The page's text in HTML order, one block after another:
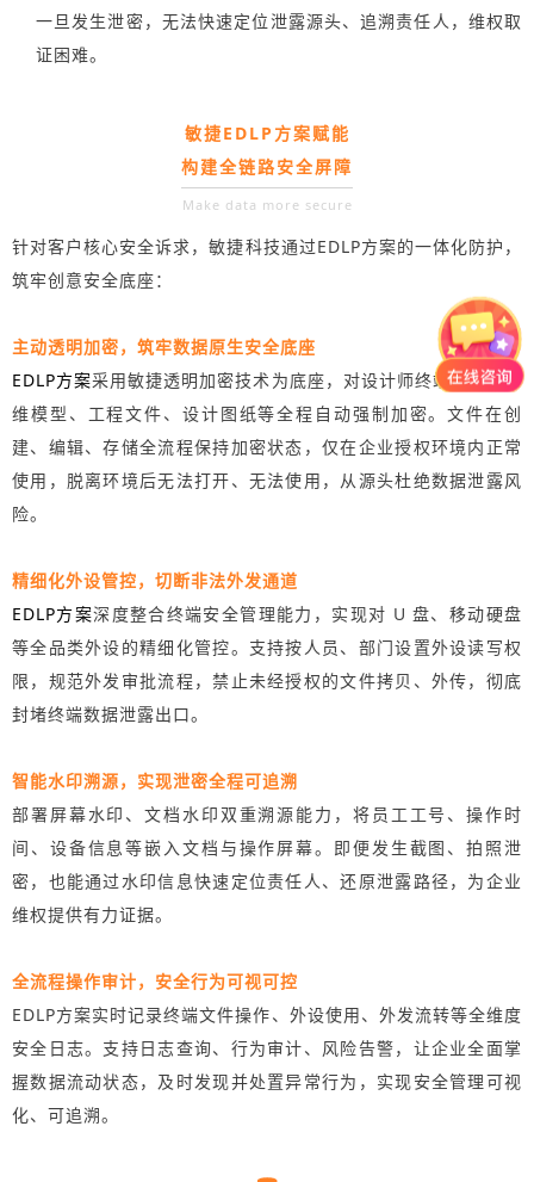
一旦发生泄密，无法快速定位泄露源头、追溯责任人，维权取
证困难。
敏捷EDLP方案赋能
构建全链路安全屏障
Make data more secure
针对客户核心安全诉求，敏捷科技通过EDLP方案的一体化防护，
筑牢创意安全底座：
主动透明加密，筑牢数据原生安全底座
EDLP方案采用敏捷透明加密技术为底座，对设计师终端产生的三
维模型、工程文件、设计图纸等全程自动强制加密。文件在创
建、编辑、存储全流程保持加密状态，仅在企业授权环境内正常
使用，脱离环境后无法打开、无法使用，从源头杜绝数据泄露风
险。
精细化外设管控，切断非法外发通道
EDLP方案深度整合终端安全管理能力，实现对 U 盘、移动硬盘
等全品类外设的精细化管控。支持按人员、部门设置外设读写权
限，规范外发审批流程，禁止未经授权的文件拷贝、外传，彻底
封堵终端数据泄露出口。
智能水印溯源，实现泄密全程可追溯
部署屏幕水印、文档水印双重溯源能力，将员工工号、操作时
间、设备信息等嵌入文档与操作屏幕。即便发生截图、拍照泄
密，也能通过水印信息快速定位责任人、还原泄露路径，为企业
维权提供有力证据。
全流程操作审计，安全行为可视可控
EDLP方案实时记录终端文件操作、外设使用、外发流转等全维度
安全日志。支持日志查询、行为审计、风险告警，让企业全面掌
握数据流动状态，及时发现并处置异常行为，实现安全管理可视
化、可追溯。